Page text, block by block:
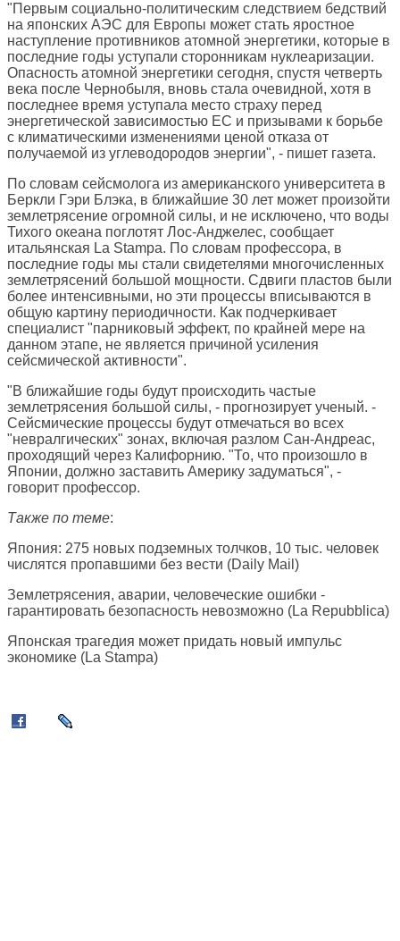
"Первым социально-политическим следствием бедствий
на японских АЭС для Европы может стать яростное
наступление противников атомной энергетики, которые в
последние годы уступали сторонникам нуклеаризации.
Опасность атомной энергетики сегодня, спустя четверть
века после Чернобыля, вновь стала очевидной, хотя в
последнее время уступала место страху перед
энергетической зависимостью ЕС и призывами к борьбе
с климатическими изменениями ценой отказа от
получаемой из углеводородов энергии", - пишет газета.
По словам сейсмолога из американского университета в
Беркли Гэри Блэка, в ближайшие 30 лет может произойти
землетрясение огромной силы, и не исключено, что воды
Тихого океана поглотят Лос-Анджелес, сообщает
итальянская La Stampa. По словам профессора, в
последние годы мы стали свидетелями многочисленных
землетрясений большой мощности. Сдвиги пластов были
более интенсивными, но эти процессы вписываются в
общую картину периодичности. Как подчеркивает
специалист "парниковый эффект, по крайней мере на
данном этапе, не является причиной усиления
сейсмической активности".
"В ближайшие годы будут происходить частые
землетрясения большой силы, - прогнозирует ученый. -
Сейсмические процессы будут отмечаться во всех
"невралгических" зонах, включая разлом Сан-Андреас,
проходящий через Калифорнию. "То, что произошло в
Японии, должно заставить Америку задуматься", -
говорит профессор.
Также по теме:
Япония: 275 новых подземных толчков, 10 тыс. человек
числятся пропавшими без вести (Daily Mail )
Землетрясения, аварии, человеческие ошибки -
гарантировать безопасность невозможно (La Repubblica)
Японская трагедия может придать новый импульс
экономике (La Stampa)